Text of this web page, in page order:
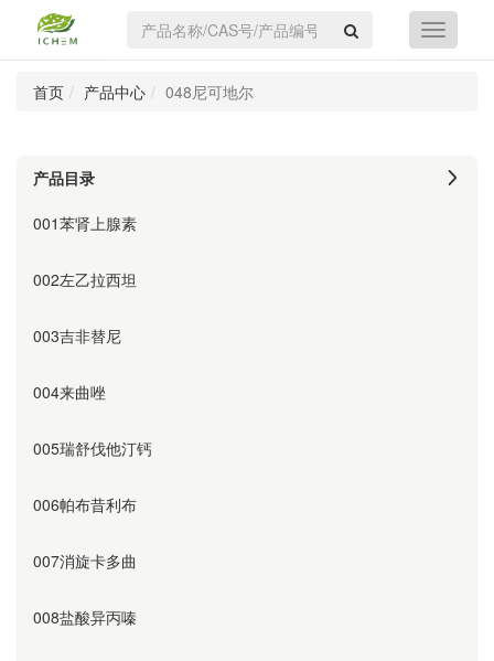
首页 产品中心 048尼可地尔
产品目录
001苯肾上腺素
002左乙拉西坦
003吉非替尼
004来曲唑
005瑞舒伐他汀钙
006帕布昔利布
007消旋卡多曲
008盐酸异丙嗪